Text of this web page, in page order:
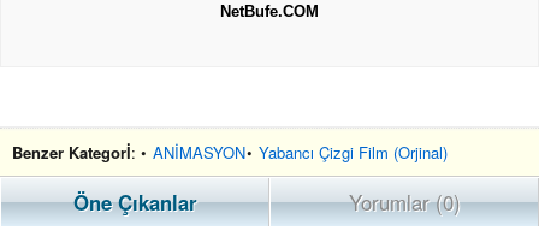
NetBufe.COM
Benzer Kategorİ: • ANİMASYON• Yabancı Çizgi Film (Orjinal)
Öne Çıkanlar Yorumlar (0)